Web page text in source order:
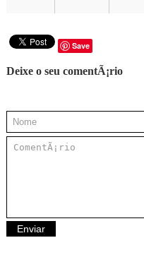
Save
Deixe o seu comentÃ¡rio